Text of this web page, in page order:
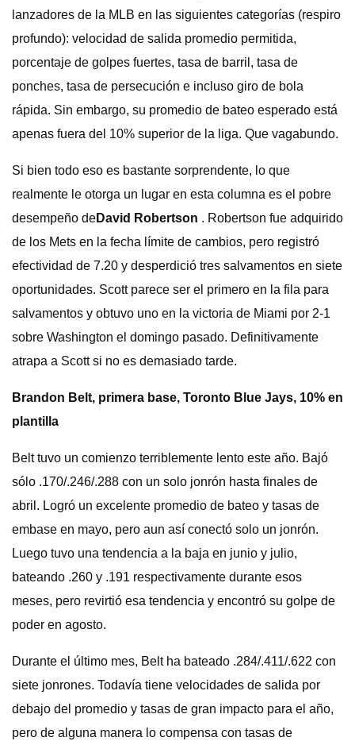
lanzadores de la MLB en las siguientes categorías (respiro
profundo): velocidad de salida promedio permitida,
porcentaje de golpes fuertes, tasa de barril, tasa de
ponches, tasa de persecución e incluso giro de bola
rápida. Sin embargo, su promedio de bateo esperado está
apenas fuera del 10% superior de la liga. Que vagabundo.
Si bien todo eso es bastante sorprendente, lo que
realmente le otorga un lugar en esta columna es el pobre
desempeño deDavid Robertson . Robertson fue adquirido
de los Mets en la fecha límite de cambios, pero registró
efectividad de 7.20 y desperdició tres salvamentos en siete
oportunidades. Scott parece ser el primero en la fila para
salvamentos y obtuvo uno en la victoria de Miami por 2-1
sobre Washington el domingo pasado. Definitivamente
atrapa a Scott si no es demasiado tarde.
Brandon Belt, primera base, Toronto Blue Jays, 10% en
plantilla
Belt tuvo un comienzo terriblemente lento este año. Bajó
sólo .170/.246/.288 con un solo jonrón hasta finales de
abril. Logró un excelente promedio de bateo y tasas de
embase en mayo, pero aun así conectó solo un jonrón.
Luego tuvo una tendencia a la baja en junio y julio,
bateando .260 y .191 respectivamente durante esos
meses, pero revirtió esa tendencia y encontró su golpe de
poder en agosto.
Durante el último mes, Belt ha bateado .284/.411/.622 con
siete jonrones. Todavía tiene velocidades de salida por
debajo del promedio y tasas de gran impacto para el año,
pero de alguna manera lo compensa con tasas de